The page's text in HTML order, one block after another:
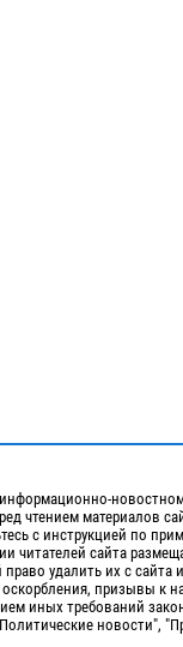
материалов
с инструкцией по
читателей сайта
удалить их с сайта
призывы к
иных требований
новости",